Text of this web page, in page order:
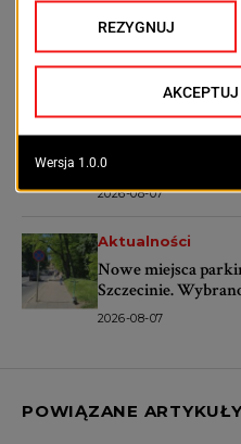
Podrobione
latek miał
2026-08-08
Aktualności
Powstanie
2026-08-07
Aktualności
Nowe miejsca
Szczecinie.
2026-08-07
POWIĄZANE ARTYKUŁY